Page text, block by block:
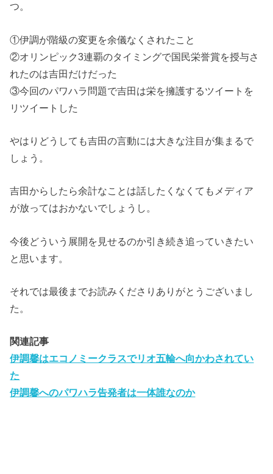
つ。
①伊調が階級の変更を余儀なくされたこと
②オリンピック3連覇のタイミングで国民栄誉賞を授与さ
れたのは吉田だけだった
③今回のパワハラ問題で吉田は栄を擁護するツイートを
リツイートした
やはりどうしても吉田の言動には大きな注目が集まるで
しょう。
吉田からしたら余計なことは話したくなくてもメディア
が放ってはおかないでしょうし。
今後どういう展開を見せるのか引き続き追っていきたい
と思います。
それでは最後までお読みくださりありがとうございまし
た。
関連記事
伊調馨はエコノミークラスでリオ五輪へ向かわされてい
た
伊調馨へのパワハラ告発者は一体誰なのか